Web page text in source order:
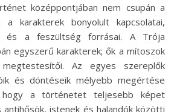
középpontjában nem csupán a
a karakterek bonyolult kapcsolatai,
és a feszültség forrásai. A Trója
egyszerű karakterek; ők a mítoszok
Az egyes szereplők
és döntéseik mélyebb megértése
hogy a történetet teljesebb képet
antihősök, istenek és halandók közötti